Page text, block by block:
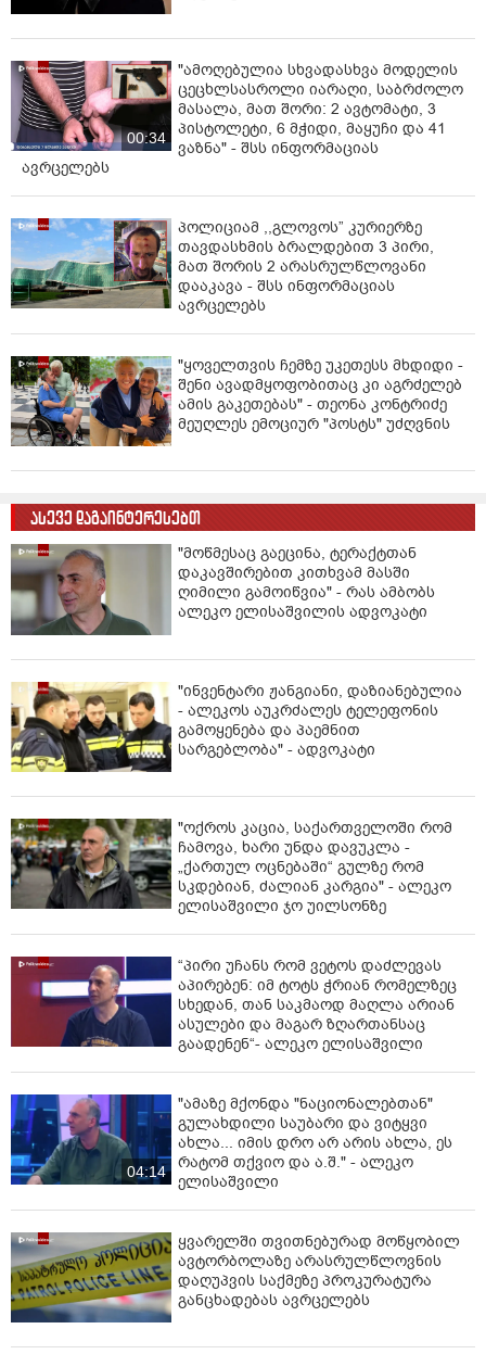
00:34
"ამოღებულია სხვადასხვა მოდელის
ცეცხლსასროლი იარაღი, საბრძოლო
მასალა, მათ შორი: 2 ავტომატი, 3
პისტოლეტი, 6 მჭიდი, მაყუჩი და 41
ვაზნა" - შსს ინფორმაციას
ავრცელებს
პოლიციამ ,,გლოვოს” კურიერზე
თავდასხმის ბრალდებით 3 პირი,
მათ შორის 2 არასრულწლოვანი
დააკავა - შსს ინფორმაციას
ავრცელებს
"ყოველთვის ჩემზე უკეთესს მხდიდი -
შენი ავადმყოფობითაც კი აგრძელებ
ამის გაკეთებას" - თეონა კონტრიძე
მეუღლეს ემოციურ "პოსტს" უძღვნის
ასევე დაგაინტერესებთ
"მოწმესაც გაეცინა, ტერაქტთან
დაკავშირებით კითხვამ მასში
ღიმილი გამოიწვია" - რას ამბობს
ალეკო ელისაშვილის ადვოკატი
"ინვენტარი ჟანგიანი, დაზიანებულია
- ალეკოს აუკრძალეს ტელეფონის
გამოყენება და პაემნით
სარგებლობა" - ადვოკატი
"ოქროს კაცია, საქართველოში რომ
ჩამოვა, ხარი უნდა დავუკლა -
„ქართულ ოცნებაში“ გულზე რომ
სკდებიან, ძალიან კარგია" - ალეკო
ელისაშვილი ჯო უილსონზე
“პირი უჩანს რომ ვეტოს დაძლევას
აპირებენ: იმ ტოტს ჭრიან რომელზეც
სხედან, თან საკმაოდ მაღლა არიან
ასულები და მაგარ ზღართანსაც
გაადენენ“- ალეკო ელისაშვილი
04:14
"ამაზე მქონდა "ნაციონალებთან"
გულახდილი საუბარი და ვიტყვი
ახლა... იმის დრო არ არის ახლა, ეს
რატომ თქვიო და ა.შ." - ალეკო
ელისაშვილი
ყვარელში თვითნებურად მოწყობილ
ავტორბოლაზე არასრულწლოვნის
დაღუპვის საქმეზე პროკურატურა
განცხადებას ავრცელებს